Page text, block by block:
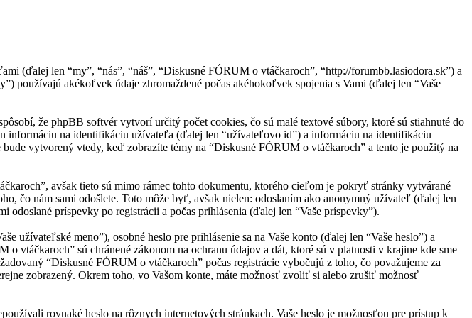
(ďalej len “my”, “nás”, “náš”, “Diskusné FÓRUM o vtáčkaroch”, “http://forumbb.lasiodora.sk”) a
používajú akékoľvek údaje zhromaždené počas akéhokoľvek spojenia s Vami (ďalej len “Vaše
že phpBB softvér vytvorí určitý počet cookies, čo sú malé textové súbory, ktoré sú stiahnuté do
informáciu na identifikáciu užívateľa (ďalej len “užívateľovo id”) a informáciu na identifikáciu
vytvorený vtedy, keď zobrazíte témy na “Diskusné FÓRUM o vtáčkaroch” a tento je použitý na
avšak tieto sú mimo rámec tohto dokumentu, ktorého cieľom je pokryť stránky vytvárané
čo nám sami odošlete. Toto môže byť, avšak nielen: odoslaním ako anonymný užívateľ (ďalej len
príspevky po registrácii a počas prihlásenia (ďalej len “Vaše príspevky”).
užívateľské meno”), osobné heslo pre prihlásenie sa na Vaše konto (ďalej len “Vaše heslo”) a
vtáčkaroch” sú chránené zákonom na ochranu údajov a dát, ktoré sú v platnosti v krajine kde sme
“Diskusné FÓRUM o vtáčkaroch” počas registrácie vybočujú z toho, čo považujeme za
zobrazený. Okrem toho, vo Vašom konte, máte možnosť zvoliť si alebo zrušiť možnosť
rovnaké heslo na rôznych internetových stránkach. Vaše heslo je možnosťou pre prístup k